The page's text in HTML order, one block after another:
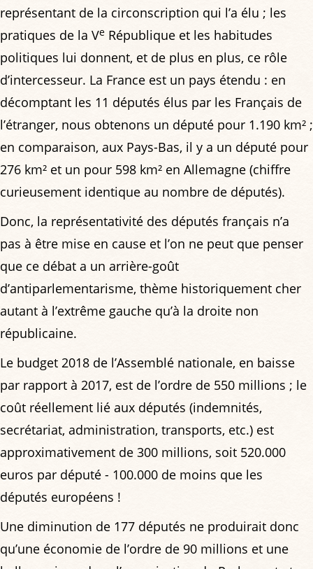
représentant de la circonscription qui l’a élu ; les
pratiques de la Ve République et les habitudes
politiques lui donnent, et de plus en plus, ce rôle
d’intercesseur. La France est un pays étendu : en
décomptant les 11 députés élus par les Français de
l’étranger, nous obtenons un député pour 1.190 km² ;
en comparaison, aux Pays-Bas, il y a un député pour
276 km² et un pour 598 km² en Allemagne (chiffre
curieusement identique au nombre de députés).
Donc, la représentativité des députés français n’a
pas à être mise en cause et l’on ne peut que penser
que ce débat a un arrière-goût
d’antiparlementarisme, thème historiquement cher
autant à l’extrême gauche qu’à la droite non
républicaine.
Le budget 2018 de l’Assemblé nationale, en baisse
par rapport à 2017, est de l’ordre de 550 millions ; le
coût réellement lié aux députés (indemnités,
secrétariat, administration, transports, etc.) est
approximativement de 300 millions, soit 520.000
euros par député - 100.000 de moins que les
députés européens !
Une diminution de 177 députés ne produirait donc
qu’une économie de l’ordre de 90 millions et une